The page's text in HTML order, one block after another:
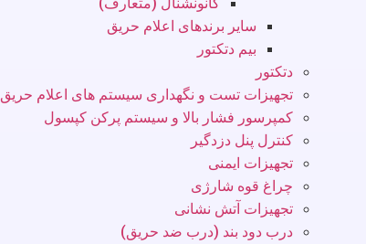
سایر برندهای اعلام حریق
بیم دتکتور
دتکتور
تجهیزات تست و نگهداری سیستم های اعلام حریق
کمپرسور فشار بالا و سیستم پرکن کپسول
کنترل پنل دزدگیر
تجهیزات ایمنی
چراغ قوه شارژی
تجهیزات آتش نشانی
درب دود بند (درب ضد حریق)